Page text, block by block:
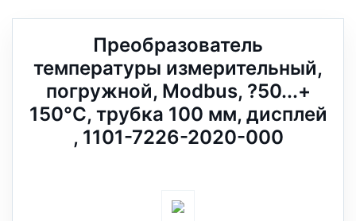
Преобразователь
температуры измерительный,
погружной, Modbus, ?50...+
150°C, трубка 100 мм, дисплей
, 1101-7226-2020-000